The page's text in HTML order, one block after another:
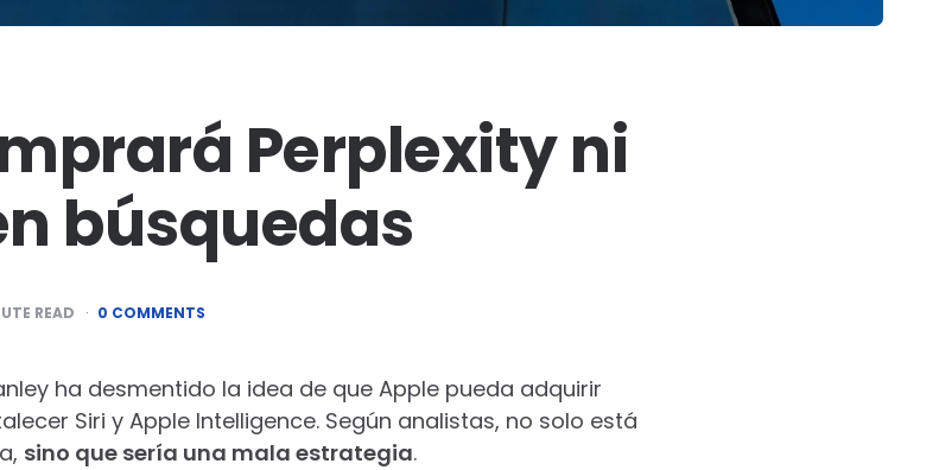
Perplexity ni
búsquedas
READ 0 COMMENTS
ha desmentido la idea de que Apple pueda adquirir
Siri y Apple Intelligence. Según analistas, no solo está
sino que sería una mala estrategia.